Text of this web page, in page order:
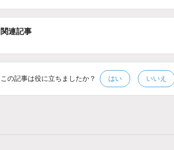
関連記事
この記事は役に立ちましたか？ はい いいえ